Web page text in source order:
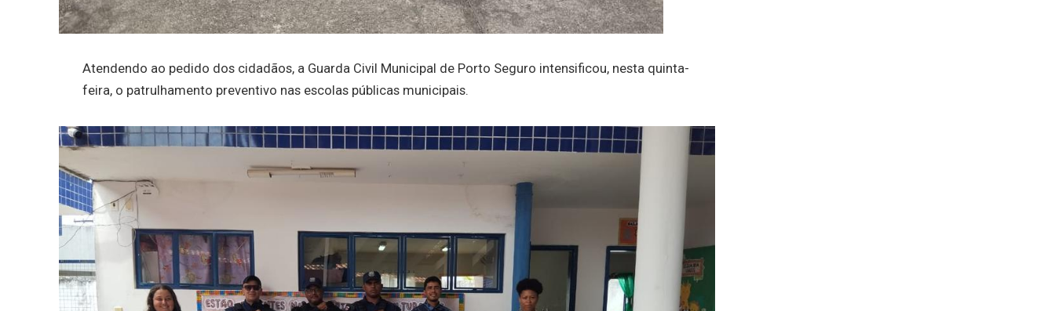
Atendendo ao pedido dos cidadãos, a Guarda Civil Municipal de Porto Seguro intensificou, nesta quinta-
feira, o patrulhamento preventivo nas escolas públicas municipais.